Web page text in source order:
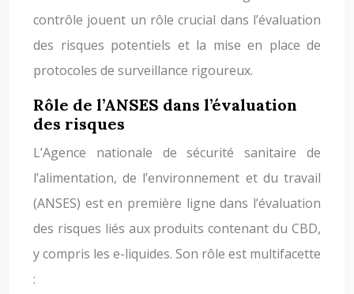
contrôle jouent un rôle crucial dans l’évaluation
des risques potentiels et la mise en place de
protocoles de surveillance rigoureux.
Rôle de l’ANSES dans l’évaluation
des risques
L’Agence nationale de sécurité sanitaire de
l’alimentation, de l’environnement et du travail
(ANSES) est en première ligne dans l’évaluation
des risques liés aux produits contenant du CBD,
y compris les e-liquides. Son rôle est multifacette
: